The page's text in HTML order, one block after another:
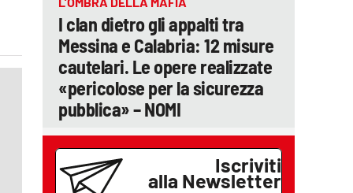
I clan dietro gli appalti tra
Messina e Calabria: 12 misure
cautelari. Le opere realizzate
«pericolose per la sicurezza
pubblica» – NOMI
Iscriviti
alla Newsletter